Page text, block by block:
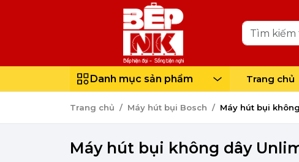
Danh mục sản phẩm Trang chủ
Trang chủ Máy hút bụi Bosch Máy hút bụi
Máy hút bụi không dây